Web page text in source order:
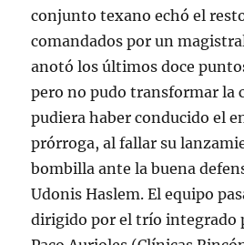
conjunto texano echó el
comandados por un
anotó los últimos doce
pero no pudo transformar la
pudiera haber conducido el
prórroga, al fallar su
bombilla ante la buena
Udonis Haslem. El equipo
dirigido por el trío integrado